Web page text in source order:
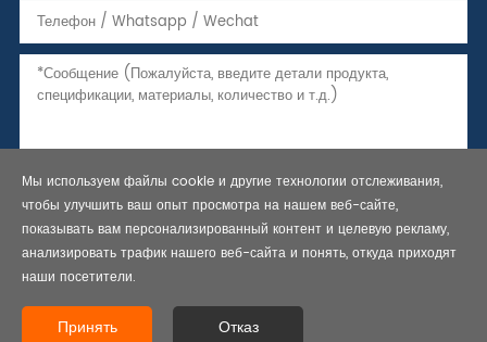
трубы, API 5L линии трубы-Bestar Steel Co., Ltd. Все права
защищены.
Мы используем файлы cookie и другие технологии отслеживания,
чтобы улучшить ваш опыт просмотра на нашем веб-сайте,
показывать вам персонализированный контент и целевую рекламу,
анализировать трафик нашего веб-сайта и понять, откуда приходят
наши посетители.
Принять Отказ